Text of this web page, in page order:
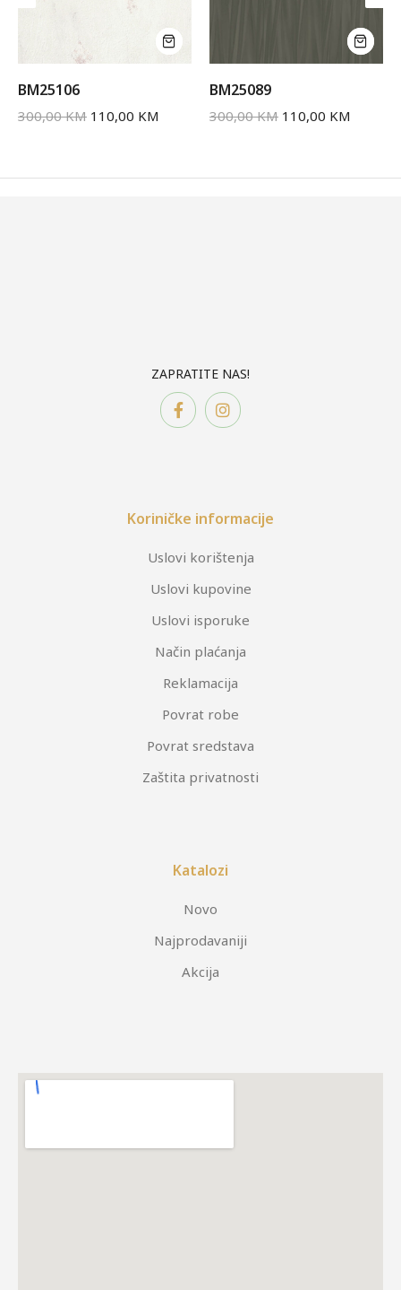
BM25106
300,00KM 110,00 KM
BM25089
300,00KM 110,00 KM
ZAPRATITE NAS!
Koriničke informacije
Uslovi korištenja
Uslovi kupovine
Uslovi isporuke
Način plaćanja
Reklamacija
Povrat robe
Povrat sredstava
Zaštita privatnosti
Katalozi
Novo
Najprodavaniji
Akcija